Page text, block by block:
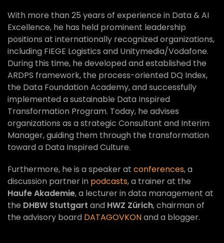
With more than 25 years of experience in Data & AI
Excellence, he has held prominent leadership
positions at internationally recognized organizations,
including FIEGE Logistics and Unitymedia/Vodafone.
During this time, he developed and established the
ARDPS framework, the process-oriented DQ Index,
the Data Foundation Academy, and successfully
implemented a sustainable Data Inspired
Transformation Program. Today, he advises
organizations as a strategic Consultant and Interim
Manager, guiding them through the transformation
toward a Data Inspired Culture.
Furthermore, he is a speaker at conferences, a
discussion partner in podcasts, a trainer at the
Haufe Akademie, a lecturer in data management at
the DHBW Stuttgart and HWZ Zürich, chairman of
the advisory board DATAGOVKONand a blogger.